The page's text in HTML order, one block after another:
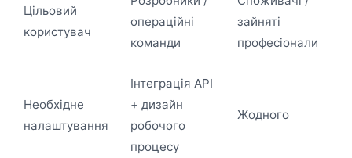
Цільовий
користувач
операційні
команди
зайняті
професіонали
Необхідне
налаштування
Інтеграція API
+ дизайн
робочого
процесу
Жодного